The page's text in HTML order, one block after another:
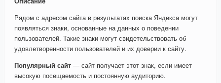
Рядом с адресом сайта в результатах поиска Яндекса могут
появляться знаки, основанные на данных о поведении
пользователей. Такие знаки могут свидетельствовать об
удовлетворенности пользователей и их доверии к сайту.
Популярный сайт — сайт получает этот знак, если имеет
высокую посещаемость и постоянную аудиторию.